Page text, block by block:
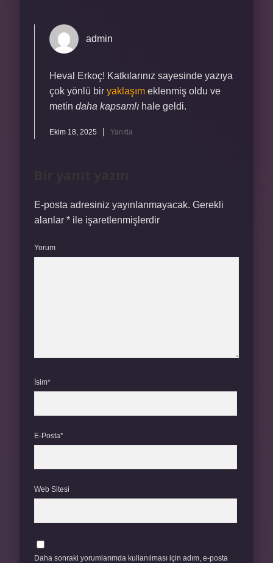
admin
Heval Erkoç! Katkılarınız sayesinde yazıya
çok yönlü bir yaklaşım eklenmiş oldu ve
metin daha kapsamlı hale geldi.
Ekim 18, 2025 Yanıtla
E-posta adresiniz yayınlanmayacak. Gerekli
alanlar * ile işaretlenmişlerdir
Yorum
İsim*
E-Posta*
Web Sitesi
Daha sonraki yorumlarımda kullanılması için adım, e-posta